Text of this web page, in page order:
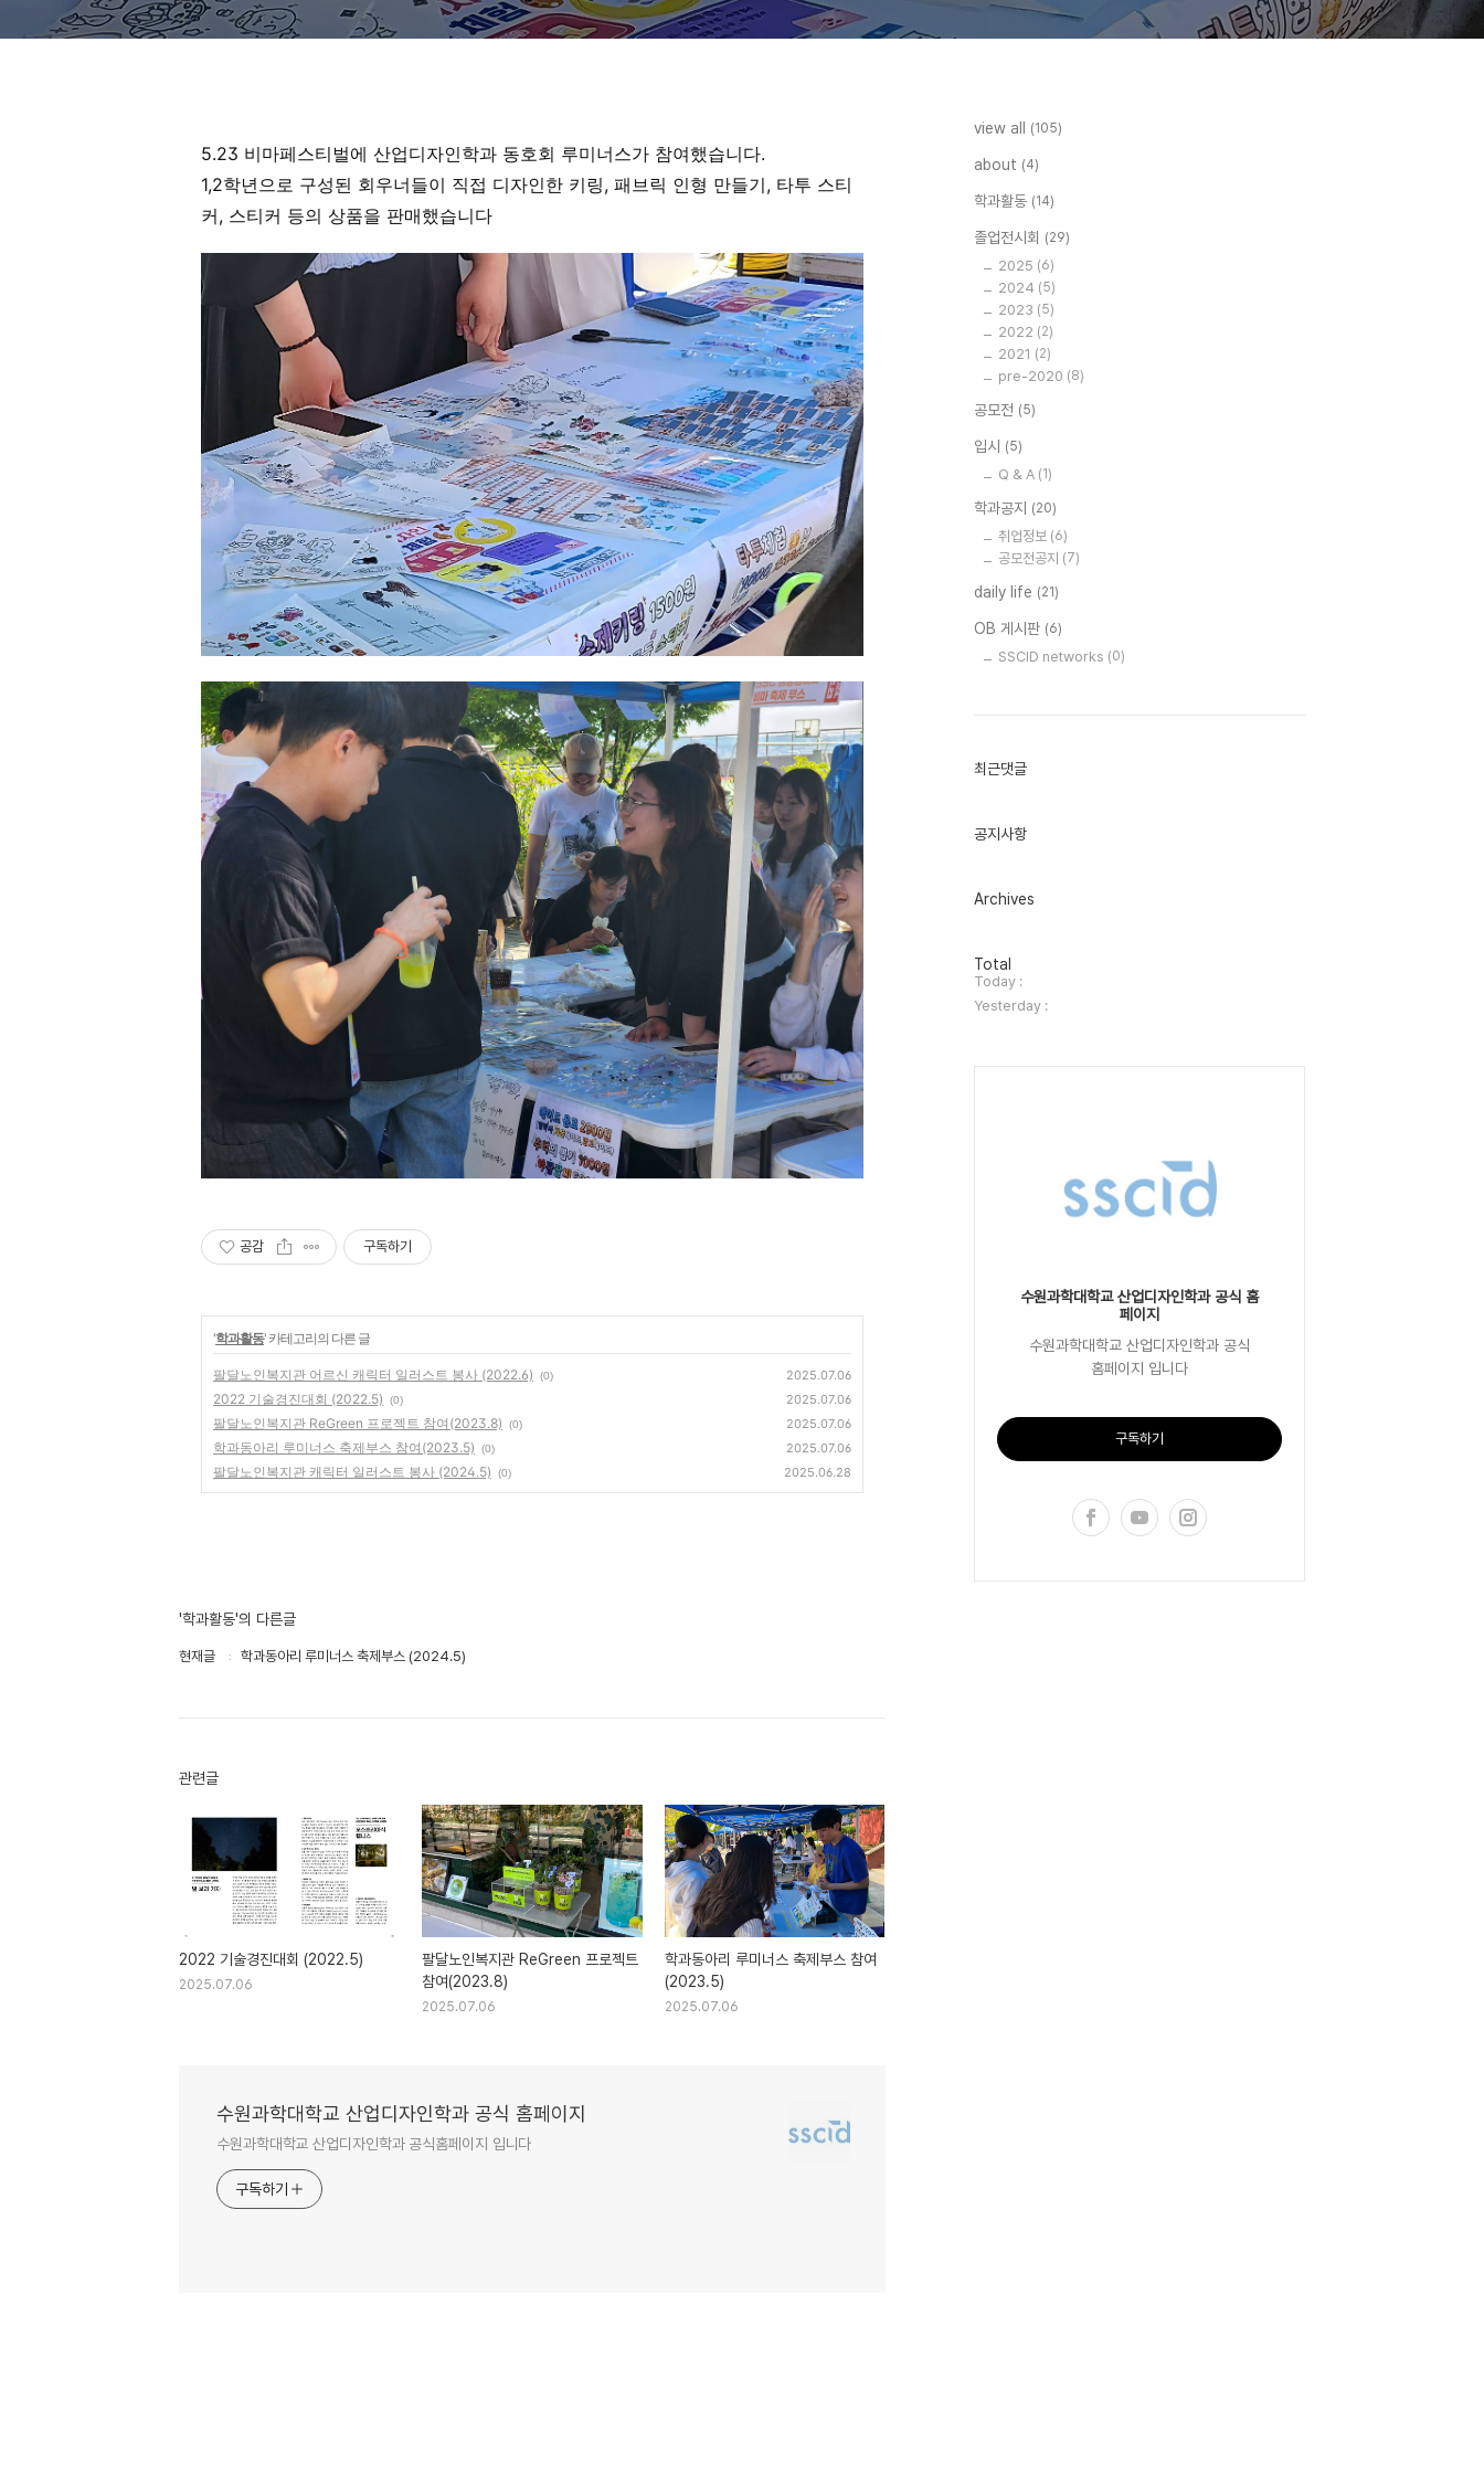
5.23 비마페스티벌에 산업디자인학과 동호회 루미너스가 참여했습니다.
1,2학년으로 구성된 회우너들이 직접 디자인한 키링, 패브릭 인형 만들기, 타투 스티
커, 스티커 등의 상품을 판매했습니다
공감 구독하기
'학과활동' 카테고리의 다른 글
팔달노인복지관 어르신 캐릭터 일러스트 봉사 (2022.6) (0) 2025.07.06
2022 기술경진대회 (2022.5) (0) 2025.07.06
팔달노인복지관 ReGreen 프로젝트 참여(2023.8) (0) 2025.07.06
학과동아리 루미너스 축제부스 참여(2023.5) (0) 2025.07.06
팔달노인복지관 캐릭터 일러스트 봉사 (2024.5) (0) 2025.06.28
'학과활동'의 다른글
현재글 학과동아리 루미너스 축제부스 (2024.5)
관련글
2022 기술경진대회 (2022.5)
2025.07.06
팔달노인복지관 ReGreen 프로젝트
참여(2023.8)
2025.07.06
학과동아리 루미너스 축제부스 참여
(2023.5)
2025.07.06
수원과학대학교 산업디자인학과 공식 홈페이지
수원과학대학교 산업디자인학과 공식홈페이지 입니다
구독하기
view all (105)
about (4)
학과활동 (14)
졸업전시회 (29)
2025 (6)
2024 (5)
2023 (5)
2022 (2)
2021 (2)
pre-2020 (8)
공모전 (5)
입시 (5)
Q & A (1)
학과공지 (20)
취업정보 (6)
공모전공지 (7)
daily life (21)
OB 게시판 (6)
SSCID networks (0)
최근댓글
공지사항
Archives
방
문
자
수
Total
Today :
Yesterday :
수원과학대학교 산업디자인학과 공식 홈
페이지
수원과학대학교 산업디자인학과 공식
홈페이지 입니다
구독하기